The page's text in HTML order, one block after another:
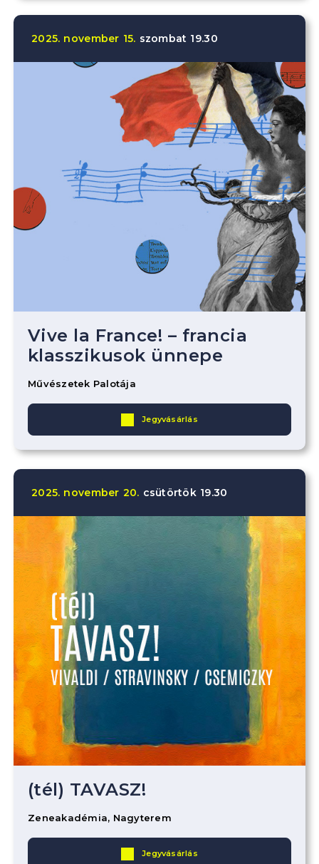
2025. november 15. szombat 19.30
Vive la France! – francia
klasszikusok ünnepe
Művészetek Palotája
Jegyvásárlás
2025. november 20. csütörtök 19.30
(tél) TAVASZ!
Zeneakadémia, Nagyterem
Jegyvásárlás